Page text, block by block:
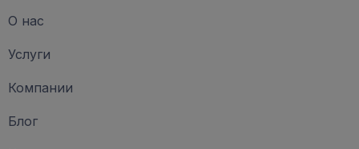
О нас
Услуги
Компании
Блог